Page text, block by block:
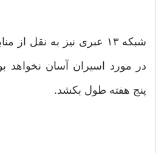
شبکه ۱۳ عبری نیز به نقل
در مورد اسیران آسان
پنج هفته طول بکشد.